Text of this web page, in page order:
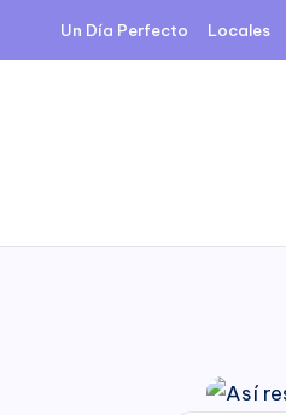
Skip
Un Día Perfecto Locales